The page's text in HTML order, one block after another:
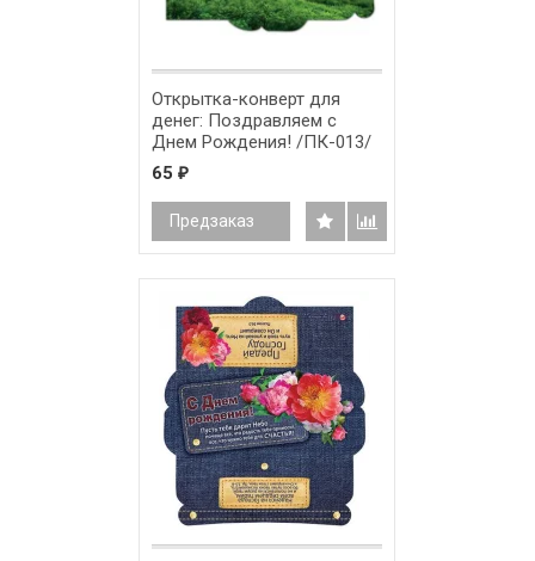
Открытка-конверт для
денег: Поздравляем с
Днем Рождения! /ПК-013/
65 ₽
Предзаказ